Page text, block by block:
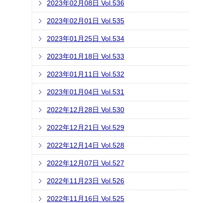
2023年02月08日 Vol.536
2023年02月01日 Vol.535
2023年01月25日 Vol.534
2023年01月18日 Vol.533
2023年01月11日 Vol.532
2023年01月04日 Vol.531
2022年12月28日 Vol.530
2022年12月21日 Vol.529
2022年12月14日 Vol.528
2022年12月07日 Vol.527
2022年11月23日 Vol.526
2022年11月16日 Vol.525